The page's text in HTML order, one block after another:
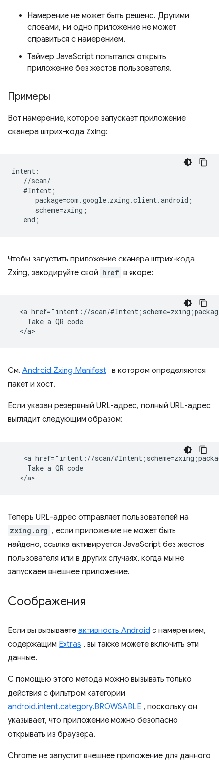
Намерение не может быть решено. Другими
словами, ни одно приложение не может
справиться с намерением.
Таймер JavaScript попытался открыть
приложение без жестов пользователя.
Примеры
Вот намерение, которое запускает приложение
сканера штрих-кода Zxing:
intent:
   //scan/
   #Intent;
      package=com.google.zxing.client.android;
      scheme=zxing;
Чтобы запустить приложение сканера штрих-кода
Zxing, закодируйте свой href в якоре:
<a href="intent://scan/
    Take a QR code
См. Android Zxing Manifest , в котором определяются
пакет и хост.
Если указан резервный URL-адрес, полный URL-адрес
выглядит следующим образом:
<a href="intent://scan/
    Take a QR code
Теперь URL-адрес отправляет пользователей на
zxing.org , если приложение не может быть
найдено, ссылка активируется JavaScript без жестов
пользователя или в других случаях, когда мы не
запускаем внешнее приложение.
Соображения
Если вы вызываете активность Android с намерением,
содержащим Extras , вы также можете включить эти
данные.
С помощью этого метода можно вызывать только
действия с фильтром категории
android.intent.category.BROWSABLE , поскольку он
указывает, что приложение можно безопасно
открывать из браузера.
Chrome не запустит внешнее приложение для данного